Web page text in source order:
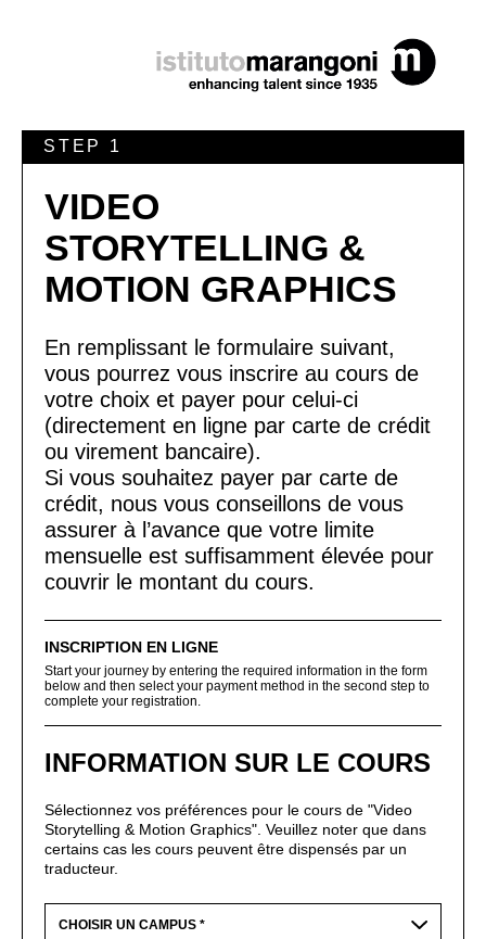
STEP 1
VIDEO
STORYTELLING &
MOTION GRAPHICS
En remplissant le formulaire suivant,
vous pourrez vous inscrire au cours de
votre choix et payer pour celui-ci
(directement en ligne par carte de crédit
ou virement bancaire).
Si vous souhaitez payer par carte de
crédit, nous vous conseillons de vous
assurer à l’avance que votre limite
mensuelle est suffisamment élevée pour
couvrir le montant du cours.
INSCRIPTION EN LIGNE
Start your journey by entering the required information in the form
below and then select your payment method in the second step to
complete your registration.
INFORMATION SUR LE COURS
Sélectionnez vos préférences pour le cours de "Video
Storytelling & Motion Graphics". Veuillez noter que dans
certains cas les cours peuvent être dispensés par un
traducteur.